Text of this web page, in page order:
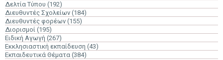
Δελτία Τύπου (192)
Διευθυντές Σχολείων (184)
Διευθυντές φορέων (155)
Διορισμοί (195)
Ειδική Αγωγή (267)
Εκκλησιαστική εκπαίδευση (43)
Εκπαιδευτικά Θέματα (384)